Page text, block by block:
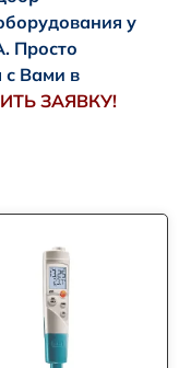
у
Просто
с Вами в
ЗАЯВКУ!